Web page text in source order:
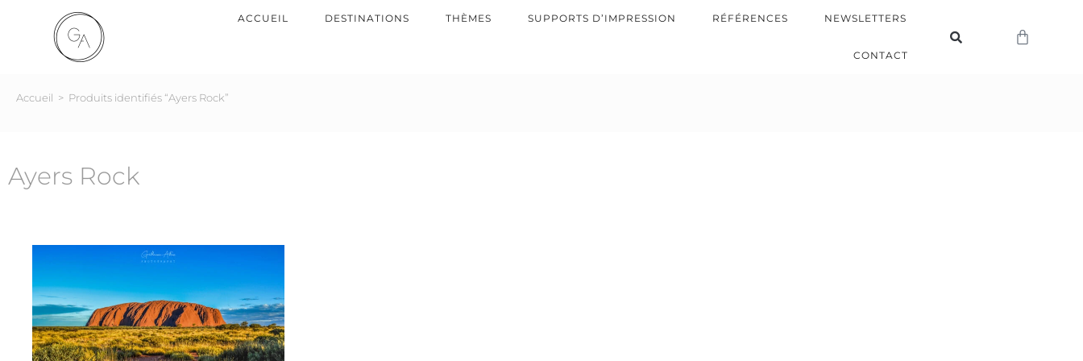
ACCUEIL DESTINATIONS THÈMES SUPPORTS D’IMPRESSION RÉFÉRENCES NEWSLETTERS
CONTACT
Accueil > Produits identifiés “Ayers Rock”
Ayers Rock